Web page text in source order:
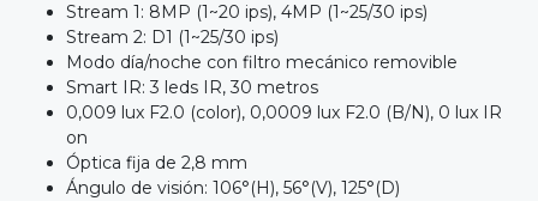
Stream 1: 8MP (1~20 ips), 4MP (1~25/30 ips)
Stream 2: D1 (1~25/30 ips)
Modo día/noche con filtro mecánico removible
Smart IR: 3 leds IR, 30 metros
0,009 lux F2.0 (color), 0,0009 lux F2.0 (B/N), 0 lux IR
on
Óptica fija de 2,8 mm
Ángulo de visión: 106°(H), 56°(V), 125°(D)